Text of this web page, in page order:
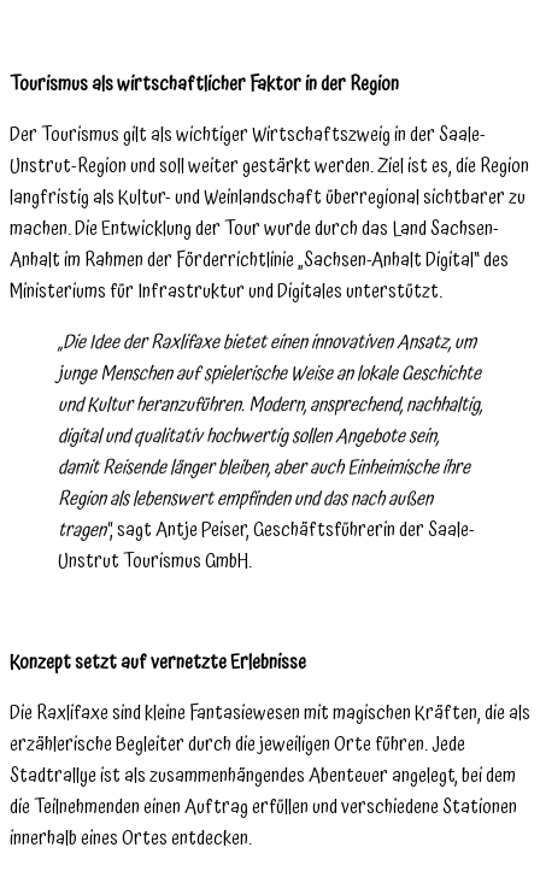
Tourismus als wirtschaftlicher Faktor in der Region
Der Tourismus gilt als wichtiger Wirtschaftszweig in der Saale-
Unstrut-Region und soll weiter gestärkt werden. Ziel ist es, die Region
langfristig als Kultur- und Weinlandschaft überregional sichtbarer zu
machen. Die Entwicklung der Tour wurde durch das Land Sachsen-
Anhalt im Rahmen der Förderrichtlinie „Sachsen-Anhalt Digital“ des
Ministeriums für Infrastruktur und Digitales unterstützt.
„Die Idee der Raxlifaxe bietet einen innovativen Ansatz, um
junge Menschen auf spielerische Weise an lokale Geschichte
und Kultur heranzuführen. Modern, ansprechend, nachhaltig,
digital und qualitativ hochwertig sollen Angebote sein,
damit Reisende länger bleiben, aber auch Einheimische ihre
Region als lebenswert empfinden und das nach außen
tragen“, sagt Antje Peiser, Geschäftsführerin der Saale-
Unstrut Tourismus GmbH.
Konzept setzt auf vernetzte Erlebnisse
Die Raxlifaxe sind kleine Fantasiewesen mit magischen Kräften, die als
erzählerische Begleiter durch die jeweiligen Orte führen. Jede
Stadtrallye ist als zusammenhängendes Abenteuer angelegt, bei dem
die Teilnehmenden einen Auftrag erfüllen und verschiedene Stationen
innerhalb eines Ortes entdecken.